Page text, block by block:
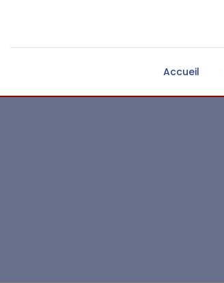
Accueil